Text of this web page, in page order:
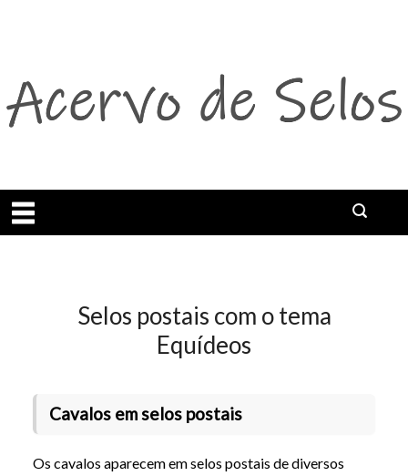
Abrir menu
Selos postais com o tema
Equídeos
Selos Postais de Cavalos, Equídeos,
Cavalos em selos postais
Os cavalos aparecem em selos postais de diversos